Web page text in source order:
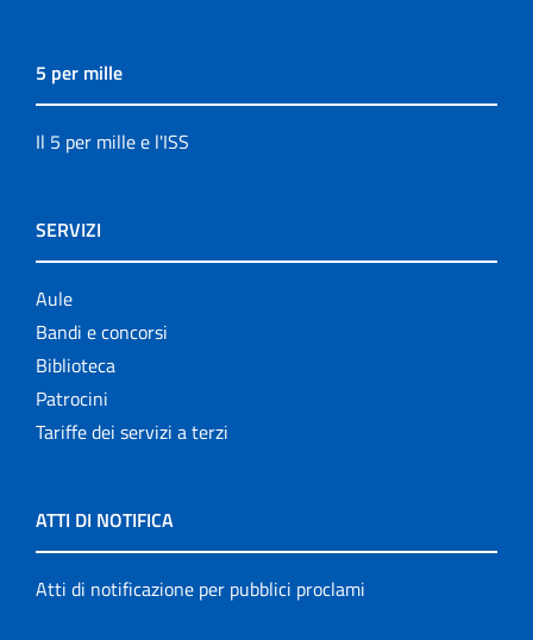
5 per mille
Il 5 per mille e l'ISS
SERVIZI
Aule
Bandi e concorsi
Biblioteca
Patrocini
Tariffe dei servizi a terzi
ATTI DI NOTIFICA
Atti di notificazione per pubblici proclami